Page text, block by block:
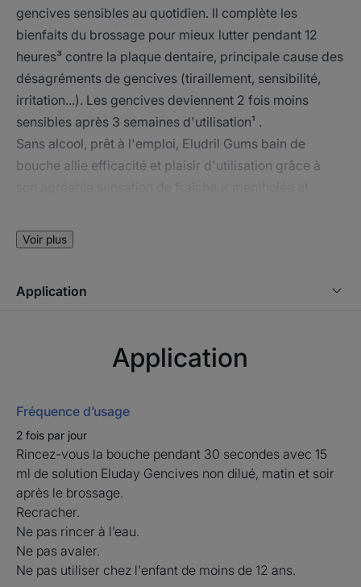
gencives sensibles au quotidien. Il complète les
bienfaits du brossage pour mieux lutter pendant 12
heures³ contre la plaque dentaire, principale cause des
désagréments de gencives (tiraillement, sensibilité,
irritation...). Les gencives deviennent 2 fois moins
sensibles après 3 semaines d'utilisation¹ .
Sans alcool, prêt à l'emploi, Eludril Gums bain de
bouche allie efficacité et plaisir d'utilisation grâce à
Son flacon PET est recyclable et élaboré avec 100% de
plastique recyclé.
Avantages
retrouvé allié à une protection 12h contre la plaque
Bénéfices
• APAISANT pour limiter les irritations et inconforts
gingivaux.
• ANTIPLAQUE pour contribuer à maintenir des
gencives saines.
• EFFICACE durant 12 heures.
Voir plus
Application
Application
Fréquence d’usage
2 fois par jour
Rincez-vous la bouche pendant 30 secondes avec 15
ml de solution Eluday Gencives non dilué, matin et soir
après le brossage.
Recracher.
Ne pas rincer à l’eau.
Ne pas avaler.
Ne pas utiliser chez l'enfant de moins de 12 ans.